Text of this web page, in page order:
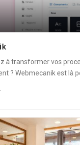
à transformer vos
? Webmecanik est là